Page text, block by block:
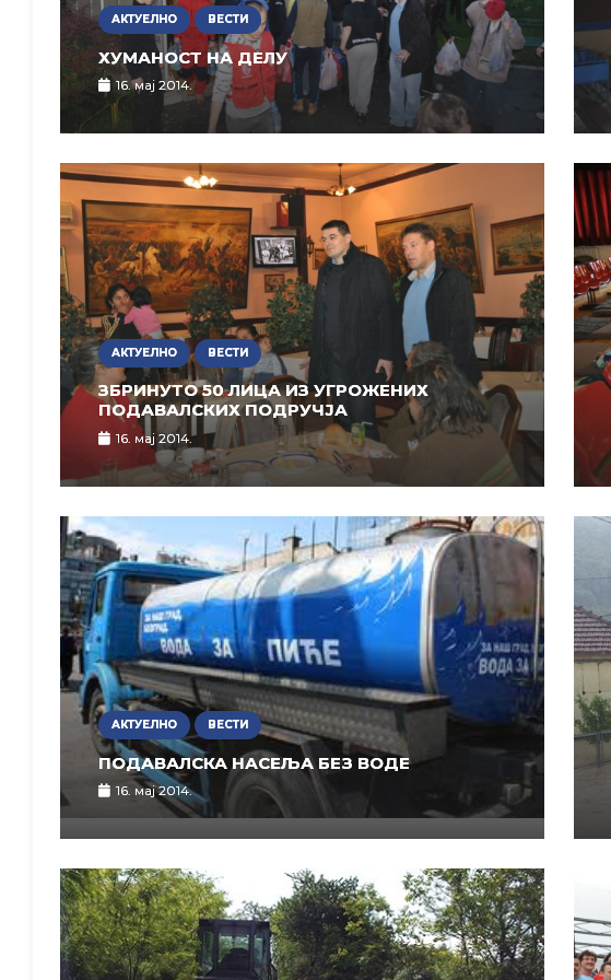
АКТУЕЛНО ВЕСТИ
ХУМАНОСТ НА ДЕЛУ
16. мај 2014.
АКТУЕЛНО ВЕСТИ
ЗБРИНУТО 50 ЛИЦА ИЗ УГРОЖЕНИХ
ПОДАВАЛСКИХ ПОДРУЧЈА
16. мај 2014.
АКТУЕЛНО ВЕСТИ
ПОДАВАЛСКА НАСЕЉА БЕЗ ВОДЕ
16. мај 2014.